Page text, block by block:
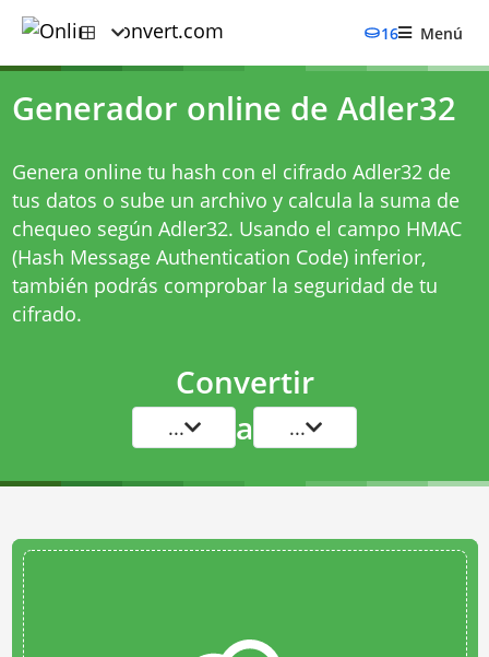
16 Menú
Generador online de Adler32
Genera online tu hash con el cifrado Adler32 de
tus datos o sube un archivo y calcula la suma de
chequeo según Adler32. Usando el campo HMAC
(Hash Message Authentication Code) inferior,
también podrás comprobar la seguridad de tu
cifrado.
Convertir
... a ...